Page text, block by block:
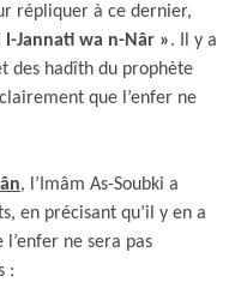
répliquer à ce dernier,
l-Jannati wa n-Nâr ». Il y a
des hadîth du prophète
, l’Imâm As-Soubki a
en précisant qu’il y en a
l’enfer ne sera pas
: